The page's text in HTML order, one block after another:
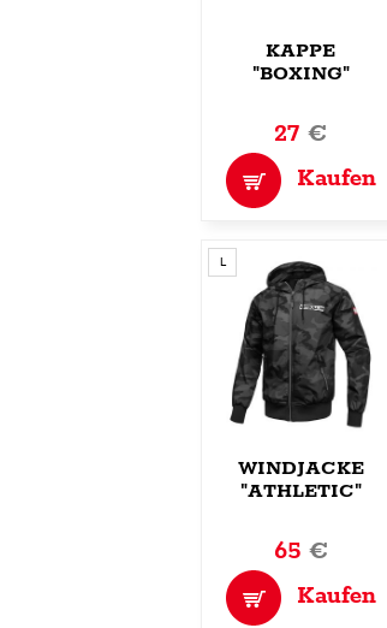
KAPPE
"BOXING"
27€
Kaufen
L
WINDJACKE
"ATHLETIC"
65€
Kaufen